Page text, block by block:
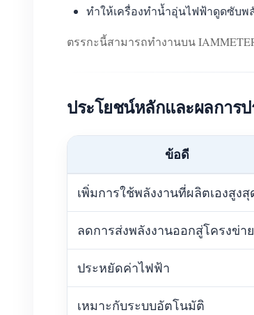
ทำให้เครื่องทำน้ำอุ่นไฟฟ้าดูดซับพ
ตรรกะนี้สามารถทำงานบน
ประโยชน์หลักและผลการ
ข้อดี
เพิ่มการใช้พลังงานที่ผลิตเองสูงสุ
ลดการส่งพลังงานออกสู่โครงข่าย
ประหยัดค่าไฟฟ้า
เหมาะกับระบบอัตโนมัติ